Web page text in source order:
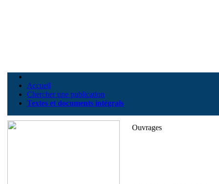
Accueil
Chercher une publication
Textes et documents intégrals
Ouvrages